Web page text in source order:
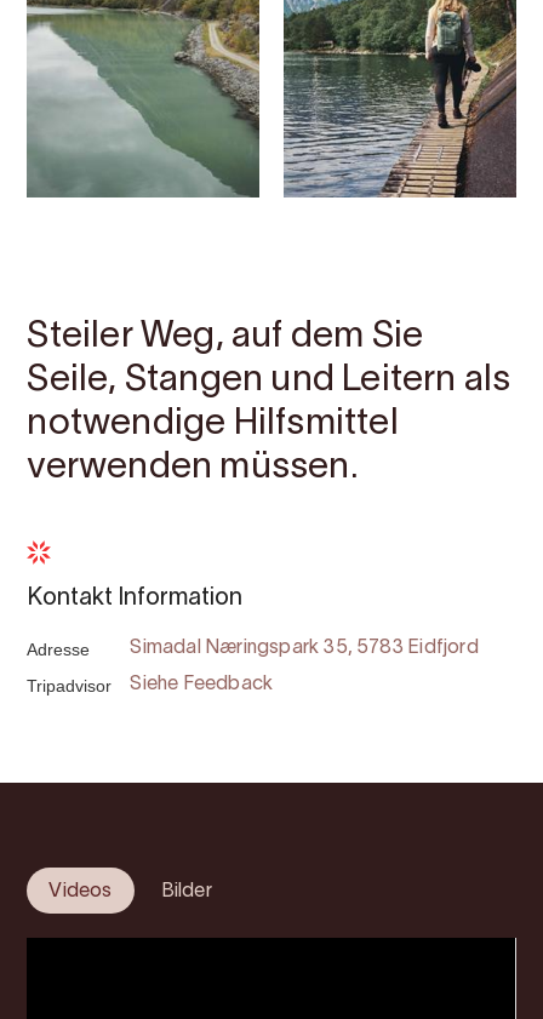
Steiler Weg, auf dem Sie
Seile, Stangen und Leitern als
notwendige Hilfsmittel
verwenden müssen.
Kontakt Information
Adresse Simadal Næringspark 35, 5783 Eidfjord
Tripadvisor Siehe Feedback
Videos Bilder